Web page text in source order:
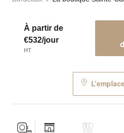
À partir de
€532/jour
HT